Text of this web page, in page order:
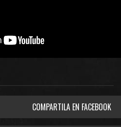
COMPARTILA EN FACEBOOK